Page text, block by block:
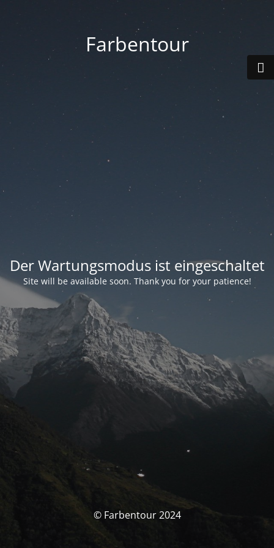
Farbentour
Der Wartungsmodus ist eingeschaltet
Site will be available soon. Thank you for your patience!
© Farbentour 2024